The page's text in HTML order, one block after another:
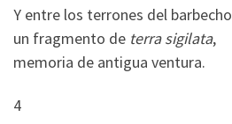
Y entre los terrones del barbecho
un fragmento de terra sigilata,
memoria de antigua ventura.
4